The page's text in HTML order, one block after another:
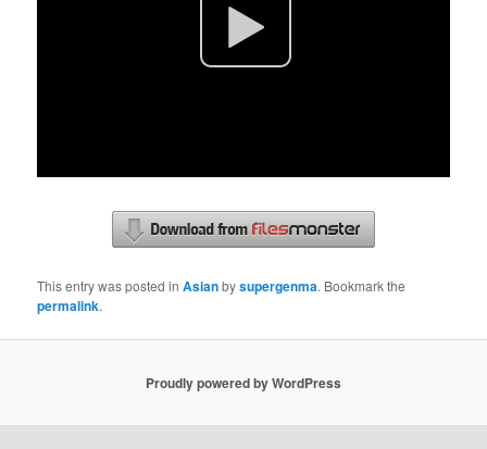
This entry was posted inAsianbysupergenma. Bookmark the
permalink.
Proudly powered by WordPress